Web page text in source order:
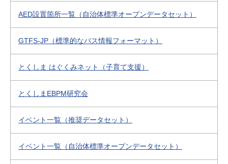
AED設置箇所一覧（自治体標準オープンデータセット）
GTFS-JP（標準的なバス情報フォーマット）
とくしま はぐくみネット（子育て支援）
とくしまEBPM研究会
イベント一覧（推奨データセット）
イベント一覧（自治体標準オープンデータセット）